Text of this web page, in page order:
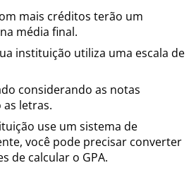
mais créditos terão um
média final.
instituição utiliza uma escala de
considerando as notas
letras.
use um sistema de
você pode precisar converter
de calcular o GPA.